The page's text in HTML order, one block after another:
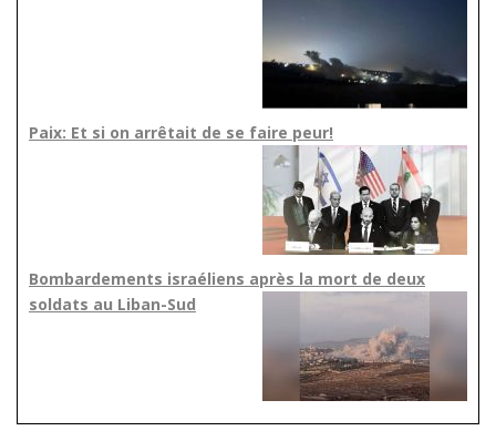
Paix: Et si on arrêtait de se faire peur!
Bombardements israéliens après la mort de deux
soldats au Liban-Sud